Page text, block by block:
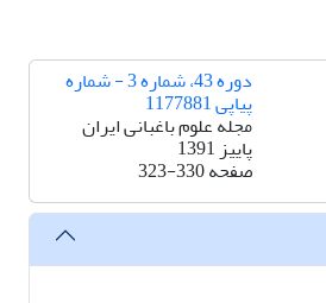
دوره 43، شماره 3 - شماره
پیاپی 1177881
مجله علوم باغبانی ایران
پاییز 1391
صفحه323-330